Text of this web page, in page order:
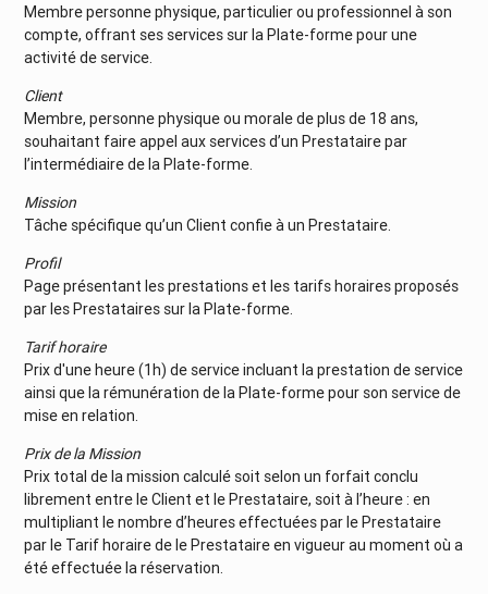
Membre personne physique, particulier ou professionnel à son
compte, offrant ses services sur la Plate-forme pour une
activité de service.
Client
Membre, personne physique ou morale de plus de 18 ans,
souhaitant faire appel aux services d’un Prestataire par
l’intermédiaire de la Plate-forme.
Mission
Tâche spécifique qu’un Client confie à un Prestataire.
Profil
Page présentant les prestations et les tarifs horaires proposés
par les Prestataires sur la Plate-forme.
Tarif horaire
Prix d'une heure (1h) de service incluant la prestation de service
ainsi que la rémunération de la Plate-forme pour son service de
mise en relation.
Prix de la Mission
Prix total de la mission calculé soit selon un forfait conclu
librement entre le Client et le Prestataire, soit à l’heure : en
multipliant le nombre d’heures effectuées par le Prestataire
par le Tarif horaire de le Prestataire en vigueur au moment où a
été effectuée la réservation.